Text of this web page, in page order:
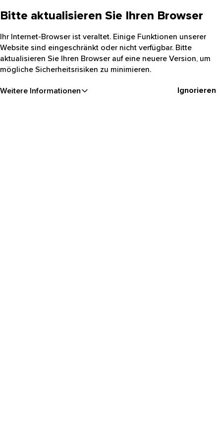
Bitte aktualisieren Sie Ihren Browser
Ihr Internet-Browser ist veraltet. Einige Funktionen unserer
Website sind eingeschränkt oder nicht verfügbar. Bitte
aktualisieren Sie Ihren Browser auf eine neuere Version, um
mögliche Sicherheitsrisiken zu minimieren.
Weitere Informationen Ignorieren